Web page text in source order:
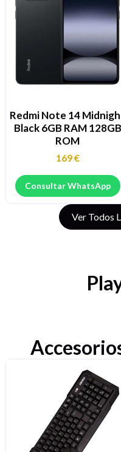
Redmi Note 14
Black 6GB RAM 128GB
ROM
169€
Consultar WhatsApp
Ver Todos